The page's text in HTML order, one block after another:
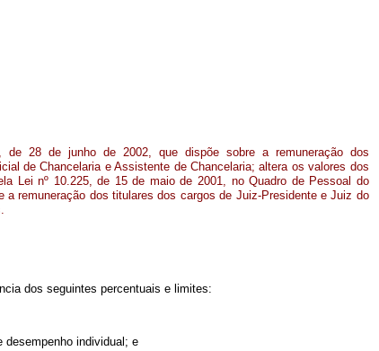
de 28 de junho de 2002, que dispõe sobre a remuneração dos
de Chancelaria e Assistente de Chancelaria; altera os valores dos
Lei nº 10.225, de 15 de maio de 2001, no Quadro de Pessoal do
a remuneração dos titulares dos cargos de Juiz-Presidente e Juiz do
dos seguintes percentuais e limites:
individual; e